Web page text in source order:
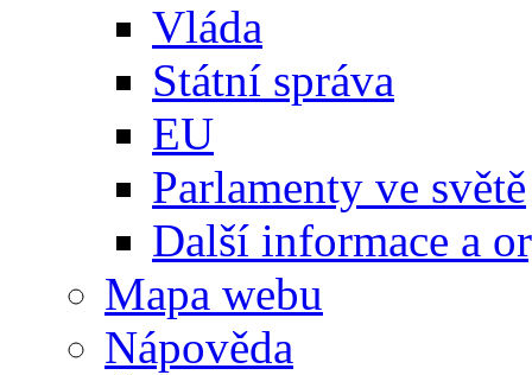
Vláda
Státní správa
EU
Parlamenty ve světě
Další informace a
Mapa webu
Nápověda